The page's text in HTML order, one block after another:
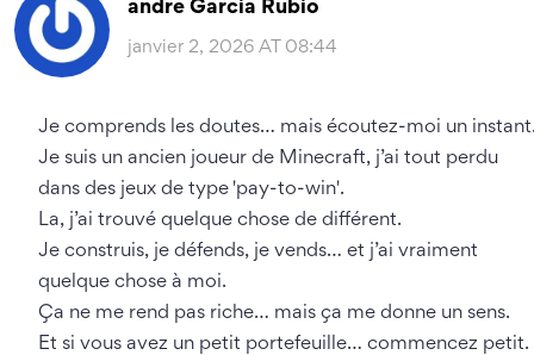
andre Garcia Rubio
janvier 2, 2026 AT 08:44
Je comprends les doutes… mais écoutez-moi un
Je suis un ancien joueur de Minecraft, j’ai tout perdu
dans des jeux de type 'pay-to-win'.
La, j’ai trouvé quelque chose de différent.
Je construis, je défends, je vends… et j’ai vraiment
quelque chose à moi.
Ça ne me rend pas riche… mais ça me donne un sens.
Et si vous avez un petit portefeuille… commencez petit.